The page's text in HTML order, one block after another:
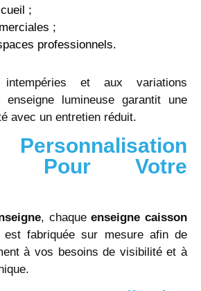
;
;
professionnels.
et aux variations
enseigne lumineuse garantit une
avec un entretien réduit.
Pour Votre
, chaqueenseigne caisson
est fabriquée sur mesure afin de
à vos besoins de visibilité et à